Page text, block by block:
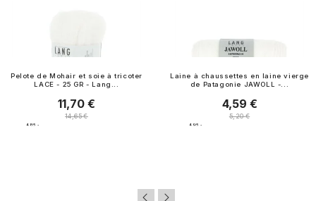
Pelote de Mohair et soie à tricoter
LACE - 25 GR - Lang...
Prix
11,70 €
Prix normal
14,65 €
4.8/5 -
Laine à chaussettes en laine vierge
de Patagonie JAWOLL -...
Prix
4,59 €
Prix normal
5,20 €
4.9/5 -